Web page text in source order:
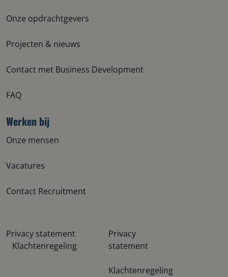
Onze opdrachtgevers
Projecten & nieuws
Contact met Business Development
FAQ
Werken bij
Onze mensen
Vacatures
Contact Recruitment
Privacy statement
Klachtenregeling
Privacy
statement
Klachtenregeling